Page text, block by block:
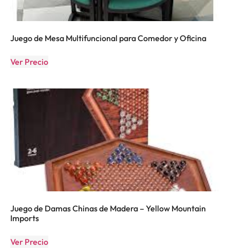
Juego de Mesa Multifuncional para Comedor y Oficina
Ver Precio
Juego de Damas Chinas de Madera – Yellow Mountain
Imports
Ver Precio